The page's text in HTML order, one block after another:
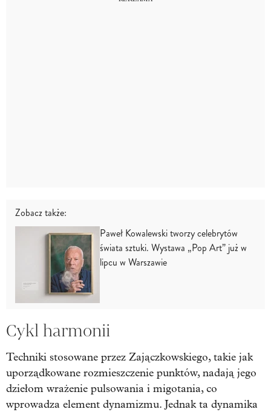
Zobacz także:
Paweł Kowalewski tworzy celebrytów
świata sztuki. Wystawa „Pop Art” już w
lipcu w Warszawie
Cykl harmonii
Techniki stosowane przez Zajączkowskiego, takie jak
uporządkowane rozmieszczenie punktów, nadają jego
dziełom wrażenie pulsowania i migotania, co
wprowadza element dynamizmu. Jednak ta dynamika